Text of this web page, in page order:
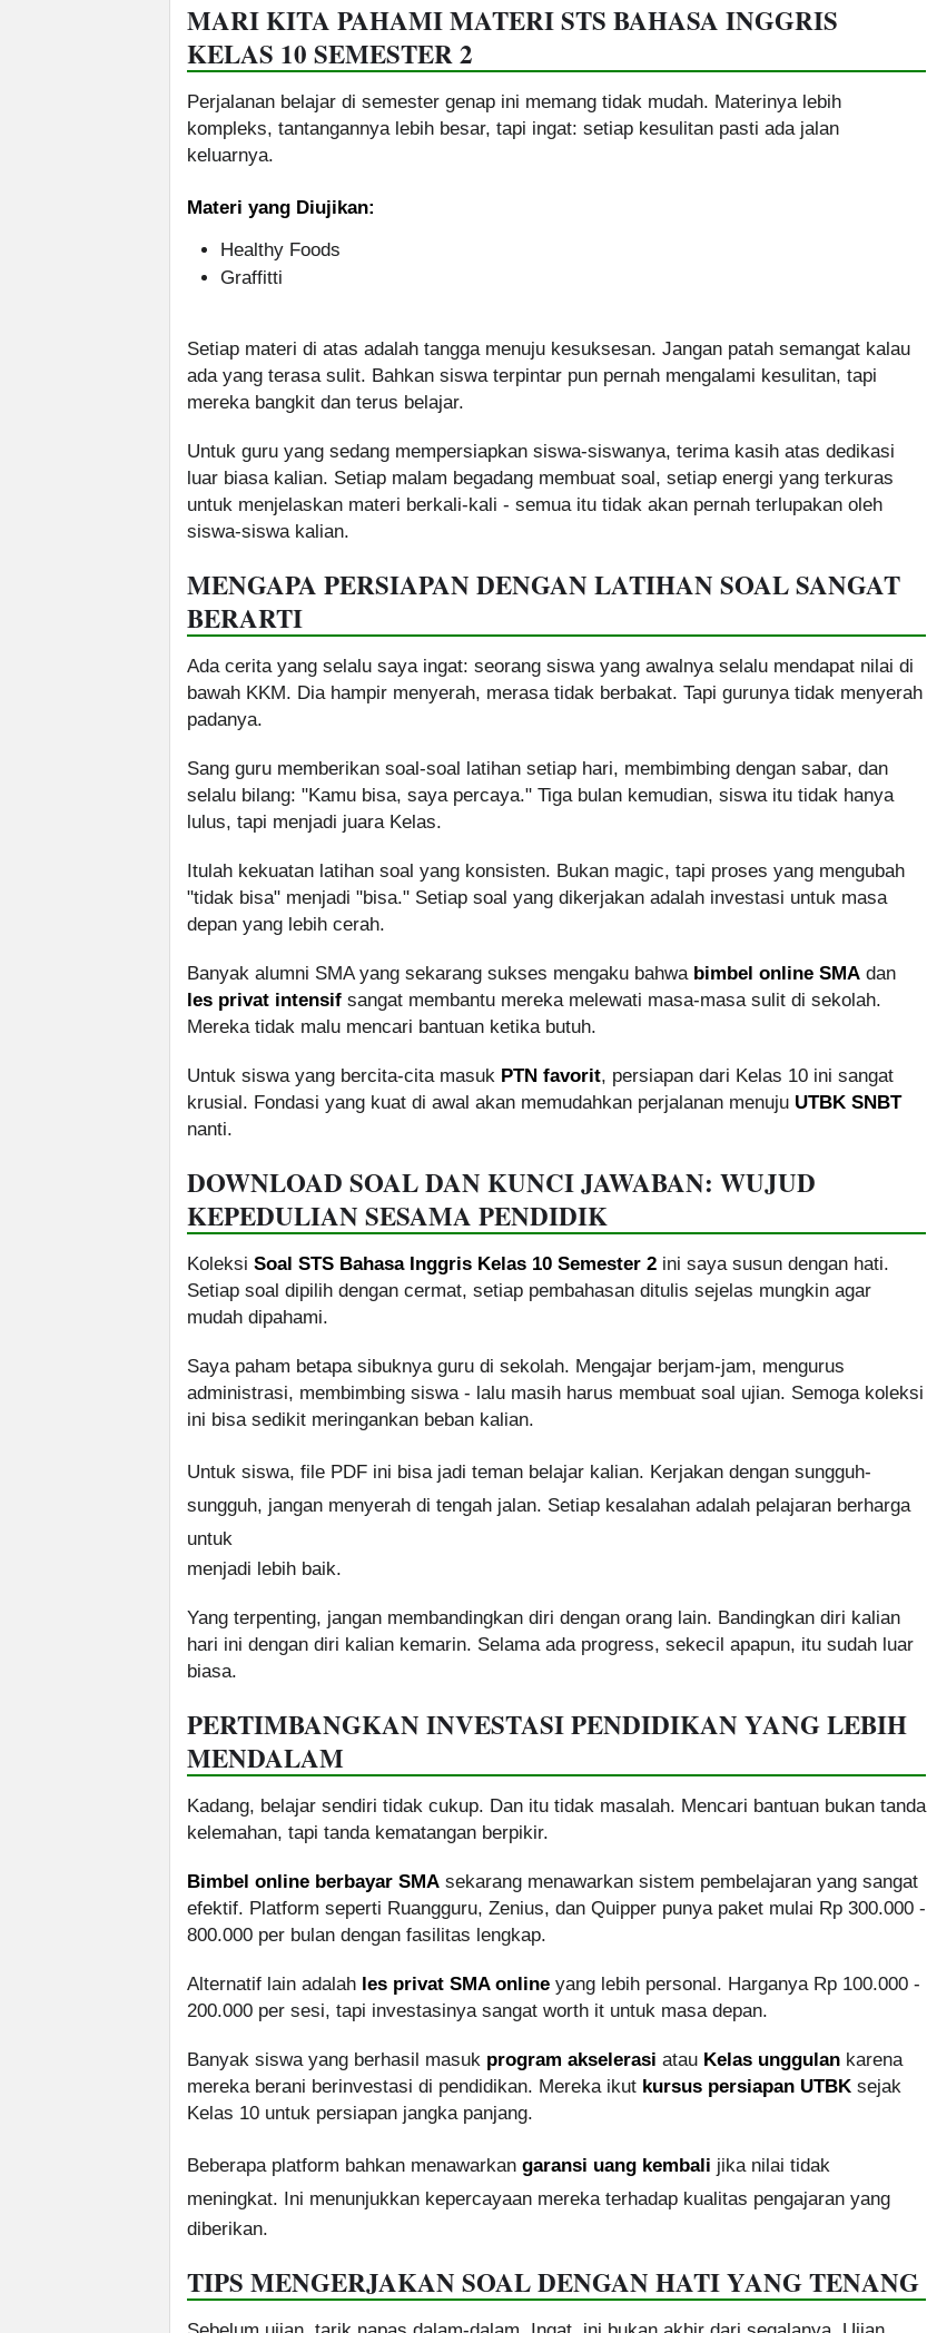
MARI KITA PAHAMI MATERI STS BAHASA INGGRIS
KELAS 10 SEMESTER 2
Perjalanan belajar di semester genap ini memang tidak mudah. Materinya lebih
kompleks, tantangannya lebih besar, tapi ingat: setiap kesulitan pasti ada jalan
keluarnya.
Materi yang Diujikan:
Healthy Foods
Graffitti
Setiap materi di atas adalah tangga menuju kesuksesan. Jangan patah semangat kalau
ada yang terasa sulit. Bahkan siswa terpintar pun pernah mengalami kesulitan, tapi
mereka bangkit dan terus belajar.
Untuk guru yang sedang mempersiapkan siswa-siswanya, terima kasih atas dedikasi
luar biasa kalian. Setiap malam begadang membuat soal, setiap energi yang terkuras
untuk menjelaskan materi berkali-kali - semua itu tidak akan pernah terlupakan oleh
siswa-siswa kalian.
MENGAPA PERSIAPAN DENGAN LATIHAN SOAL SANGAT
BERARTI
Ada cerita yang selalu saya ingat: seorang siswa yang awalnya selalu mendapat nilai di
bawah KKM. Dia hampir menyerah, merasa tidak berbakat. Tapi gurunya tidak menyerah
padanya.
Sang guru memberikan soal-soal latihan setiap hari, membimbing dengan sabar, dan
selalu bilang: "Kamu bisa, saya percaya." Tiga bulan kemudian, siswa itu tidak hanya
lulus, tapi menjadi juara Kelas.
Itulah kekuatan latihan soal yang konsisten. Bukan magic, tapi proses yang mengubah
"tidak bisa" menjadi "bisa." Setiap soal yang dikerjakan adalah investasi untuk masa
depan yang lebih cerah.
Banyak alumni SMA yang sekarang sukses mengaku bahwa bimbel online SMA dan
les privat intensif sangat membantu mereka melewati masa-masa sulit di sekolah.
Mereka tidak malu mencari bantuan ketika butuh.
Untuk siswa yang bercita-cita masuk PTN favorit, persiapan dari Kelas 10 ini sangat
krusial. Fondasi yang kuat di awal akan memudahkan perjalanan menuju UTBK SNBT
nanti.
DOWNLOAD SOAL DAN KUNCI JAWABAN: WUJUD
KEPEDULIAN SESAMA PENDIDIK
Koleksi Soal STS Bahasa Inggris Kelas 10 Semester 2 ini saya susun dengan hati.
Setiap soal dipilih dengan cermat, setiap pembahasan ditulis sejelas mungkin agar
mudah dipahami.
Saya paham betapa sibuknya guru di sekolah. Mengajar berjam-jam, mengurus
administrasi, membimbing siswa - lalu masih harus membuat soal ujian. Semoga koleksi
ini bisa sedikit meringankan beban kalian.
Untuk siswa, file PDF ini bisa jadi teman belajar kalian. Kerjakan dengan sungguh-
sungguh, jangan menyerah di tengah jalan. Setiap kesalahan adalah pelajaran berharga
untuk
menjadi lebih baik.
Yang terpenting, jangan membandingkan diri dengan orang lain. Bandingkan diri kalian
hari ini dengan diri kalian kemarin. Selama ada progress, sekecil apapun, itu sudah luar
biasa.
PERTIMBANGKAN INVESTASI PENDIDIKAN YANG LEBIH
MENDALAM
Kadang, belajar sendiri tidak cukup. Dan itu tidak masalah. Mencari bantuan bukan tanda
kelemahan, tapi tanda kematangan berpikir.
Bimbel online berbayar SMA sekarang menawarkan sistem pembelajaran yang sangat
efektif. Platform seperti Ruangguru, Zenius, dan Quipper punya paket mulai Rp 300.000 -
800.000 per bulan dengan fasilitas lengkap.
Alternatif lain adalah les privat SMA online yang lebih personal. Harganya Rp 100.000 -
200.000 per sesi, tapi investasinya sangat worth it untuk masa depan.
Banyak siswa yang berhasil masuk program akselerasi atau Kelas unggulan karena
mereka berani berinvestasi di pendidikan. Mereka ikut kursus persiapan UTBK sejak
Kelas 10 untuk persiapan jangka panjang.
Beberapa platform bahkan menawarkan garansi uang kembali jika nilai tidak
meningkat. Ini menunjukkan kepercayaan mereka terhadap kualitas pengajaran yang
diberikan.
TIPS MENGERJAKAN SOAL DENGAN HATI YANG TENANG